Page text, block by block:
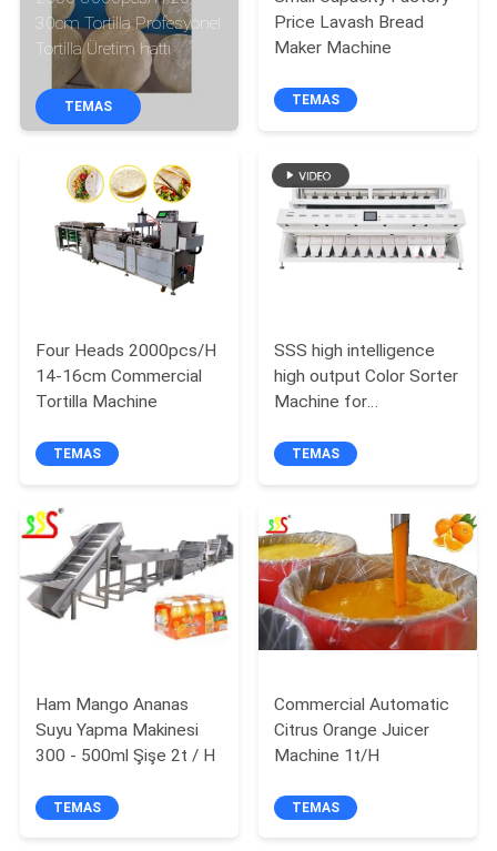
KALITE
KONTROLÜ
BIZIMLE
İLETIŞIM
BIR
İSTE
SITE
HARITASI
PRIVACY
POLICY
30cm Tortilla Profesyonel
Tortilla Üretim hattı
TEMAS
Price Lavash Bread
Maker Machine
TEMAS
Four Heads 2000pcs/H
14-16cm Commercial
Tortilla Machine
TEMAS
SSS high intelligence
high output Color Sorter
Machine for
/beans/grains product
TEMAS
Ham Mango Ananas
Suyu Yapma Makinesi
300 - 500ml Şişe 2t / H
TEMAS
Commercial Automatic
Citrus Orange Juicer
Machine 1t/H
TEMAS